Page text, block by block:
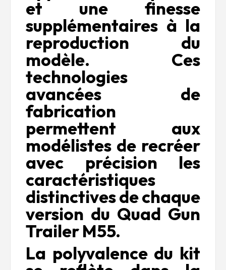
et une finesse
supplémentaires à la
reproduction du
modèle. Ces
technologies
avancées de
fabrication
permettent aux
modélistes de recréer
avec précision les
caractéristiques
distinctives de chaque
version du Quad Gun
Trailer M55.
La polyvalence du kit